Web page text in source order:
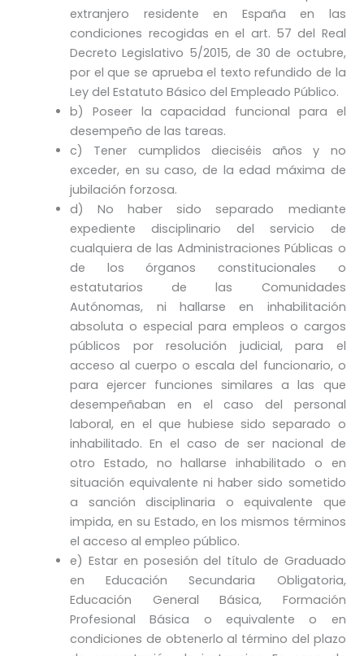
extranjero residente en España en las
condiciones recogidas en el art. 57 del Real
Decreto Legislativo 5/2015, de 30 de octubre,
por el que se aprueba el texto refundido de la
Ley del Estatuto Básico del Empleado Público.
b) Poseer la capacidad funcional para el
desempeño de las tareas.
c) Tener cumplidos dieciséis años y no
exceder, en su caso, de la edad máxima de
jubilación forzosa.
d) No haber sido separado mediante
expediente disciplinario del servicio de
cualquiera de las Administraciones Públicas o
de los órganos constitucionales o
estatutarios de las Comunidades
Autónomas, ni hallarse en inhabilitación
absoluta o especial para empleos o cargos
públicos por resolución judicial, para el
acceso al cuerpo o escala del funcionario, o
para ejercer funciones similares a las que
desempeñaban en el caso del personal
laboral, en el que hubiese sido separado o
inhabilitado. En el caso de ser nacional de
otro Estado, no hallarse inhabilitado o en
situación equivalente ni haber sido sometido
a sanción disciplinaria o equivalente que
impida, en su Estado, en los mismos términos
el acceso al empleo público.
e) Estar en posesión del título de Graduado
en Educación Secundaria Obligatoria,
Educación General Básica, Formación
Profesional Básica o equivalente o en
condiciones de obtenerlo al término del plazo